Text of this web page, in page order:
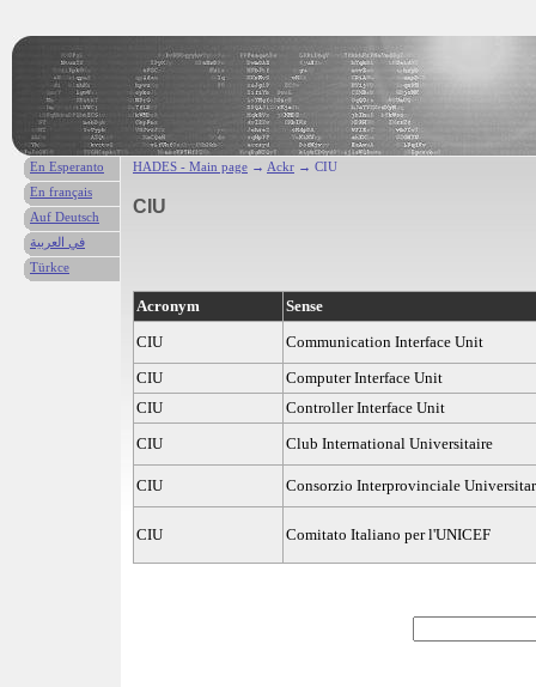
HADES - Main page → Ackr → CIU
CIU
Acronym
Sense
CIU
Communication Interface Unit
CIU
Computer Interface Unit
CIU
Controller Interface Unit
CIU
Club International Universitaire
CIU Consorzio Interprovinciale
CIU Comitato Italiano per l'UNICEF
En Esperanto
En français
Auf Deutsch
في العربية
Türkce